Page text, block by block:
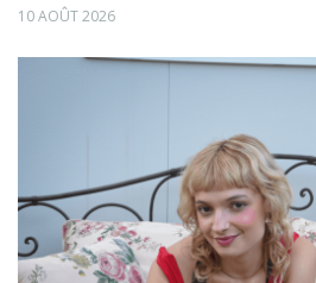
10 AOÛT 2026